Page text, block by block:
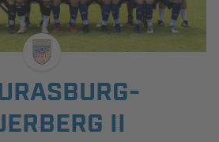
SPIELPLUSII